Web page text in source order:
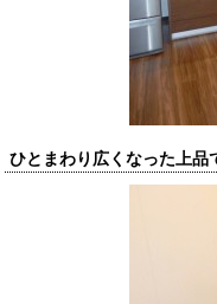
ひとまわり広くなった上品